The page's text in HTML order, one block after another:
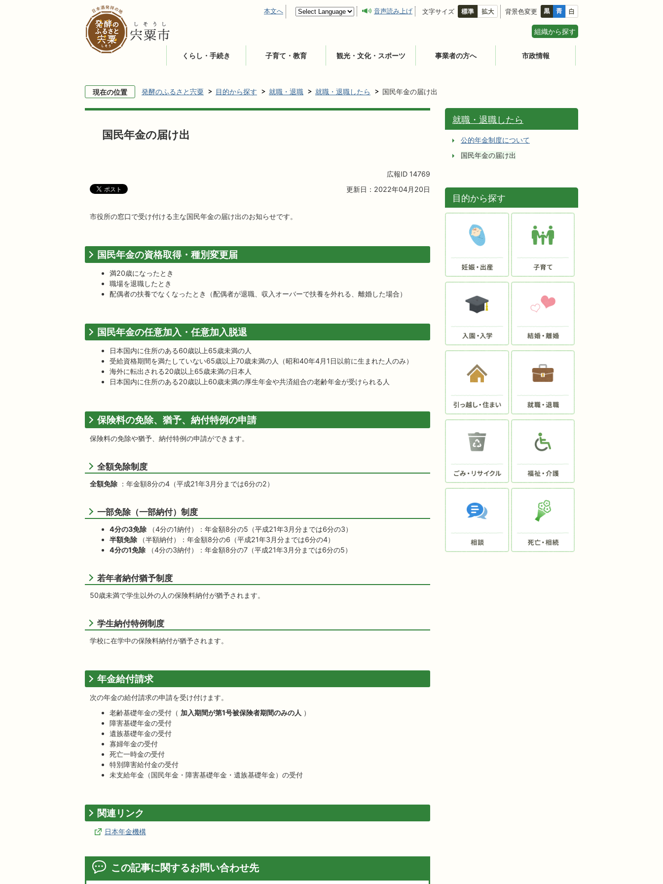
本文へ 音声読み上げ 文字サイズ 背景色変更
組織から探す
くらし・手続き 子育て・教育 観光・文化・スポーツ 事業者の方へ 市政情報
現在の位置 発酵のふるさと宍粟 目的から探す 就職・退職 就職・退職したら 国民年金の届け出
国民年金の届け出
広報ID 14769
更新日：2022年04月20日
市役所の窓口で受け付ける主な国民年金の届け出のお知らせです。
国民年金の資格取得・種別変更届
満20歳になったとき
職場を退職したとき
配偶者の扶養でなくなったとき（配偶者が退職、収入オーバーで扶養を外れる、離婚した場合）
国民年金の任意加入・任意加入脱退
日本国内に住所のある60歳以上65歳未満の人
受給資格期間を満たしていない65歳以上70歳未満の人（昭和40年4月1日以前に生まれた人のみ）
海外に転出される20歳以上65歳未満の日本人
日本国内に住所のある20歳以上60歳未満の厚生年金や共済組合の老齢年金が受けられる人
保険料の免除、猶予、納付特例の申請
保険料の免除や猶予、納付特例の申請ができます。
全額免除制度
全額免除 ：年金額8分の4（平成21年3月分までは6分の2）
一部免除（一部納付）制度
4分の3免除 （4分の1納付）：年金額8分の5（平成21年3月分までは6分の3）
半額免除
（半額納付）：年金額8分の6（平成21年3月分までは6分の4）
4分の1免除 （4分の3納付）：年金額8分の7（平成21年3月分までは6分の5）
若年者納付猶予制度
50歳未満で学生以外の人の保険料納付が猶予されます。
学生納付特例制度
学校に在学中の保険料納付が猶予されます。
年金給付請求
次の年金の給付請求の申請を受け付けます。
老齢基礎年金の受付（ 加入期間が第1号被保険者期間のみの人 ）
障害基礎年金の受付
遺族基礎年金の受付
寡婦年金の受付
死亡一時金の受付
特別障害給付金の受付
未支給年金（国民年金・障害基礎年金・遺族基礎年金）の受付
関連リンク
日本年金機構
この記事に関するお問い合わせ先
就職・退職したら
公的年金制度について
国民年金の届け出
目的から探す